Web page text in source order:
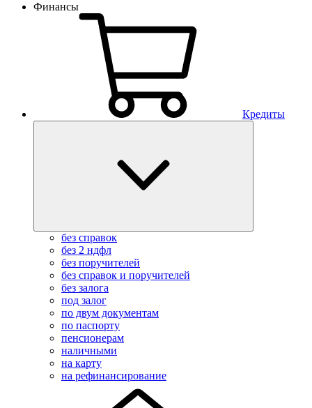
Финансы
Кредиты
без справок
без 2 ндфл
без поручителей
без справок и поручителей
без залога
под залог
по двум документам
по паспорту
пенсионерам
наличными
на карту
на рефинансирование